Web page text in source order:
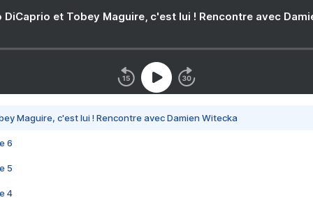
DiCaprio et Tobey Maguire, c'est lui ! Rencontre avec
Maguire, c'est lui ! Rencontre avec Damien Witecka
6
5
4